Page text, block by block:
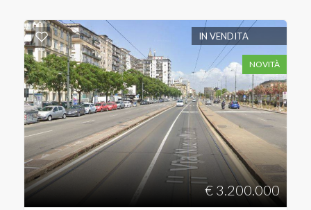
IN VENDITA
NOVITÀ
€ 3.200.000